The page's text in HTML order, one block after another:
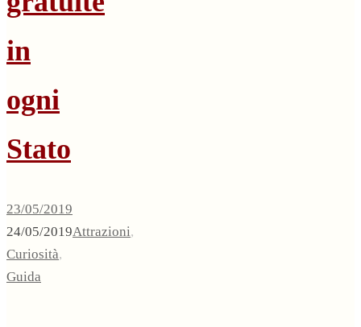
in
ogni
Stato
23/05/2019
24/05/2019Attrazioni,
Curiosità,
Guida